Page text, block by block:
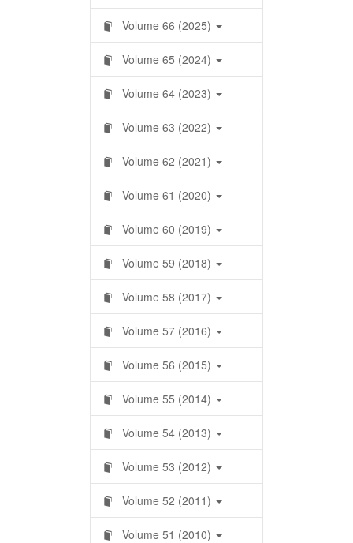
Volume 66 (2025)
Volume 65 (2024)
Volume 64 (2023)
Volume 63 (2022)
Volume 62 (2021)
Volume 61 (2020)
Volume 60 (2019)
Volume 59 (2018)
Volume 58 (2017)
Volume 57 (2016)
Volume 56 (2015)
Volume 55 (2014)
Volume 54 (2013)
Volume 53 (2012)
Volume 52 (2011)
Volume 51 (2010)